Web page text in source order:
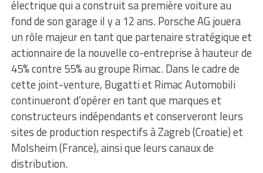
électrique qui a construit sa première voiture au
fond de son garage il y a 12 ans. Porsche AG jouera
un rôle majeur en tant que partenaire stratégique et
actionnaire de la nouvelle co-entreprise à hauteur de
45% contre 55% au groupe Rimac. Dans le cadre de
cette joint-venture, Bugatti et Rimac Automobili
continueront d’opérer en tant que marques et
constructeurs indépendants et conserveront leurs
sites de production respectifs à Zagreb (Croatie) et
Molsheim (France), ainsi que leurs canaux de
distribution.